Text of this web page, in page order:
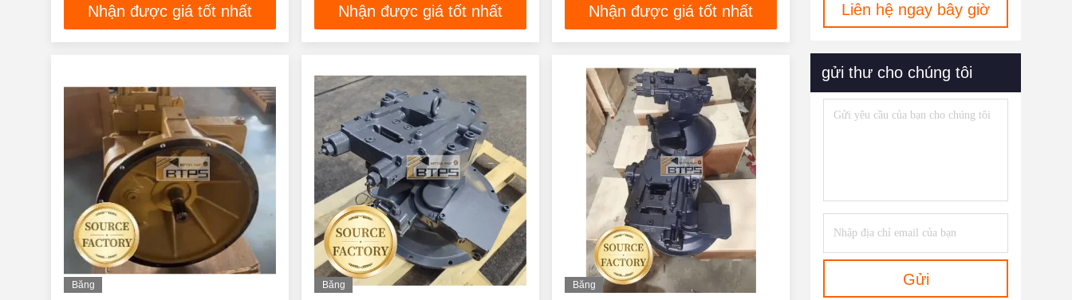
Nhận được giá tốt nhất Nhận được giá tốt nhất Nhận được giá tốt nhất
Băng
Băng
Băng
Liên hệ ngay bây giờ
gửi thư cho chúng tôi
Gửi